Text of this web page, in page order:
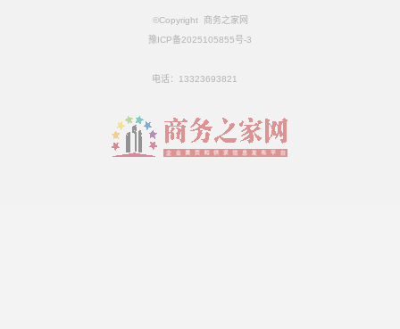
©Copyright 商务之家网
豫ICP备2025105855号-3
电话： 13323693821